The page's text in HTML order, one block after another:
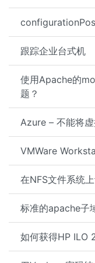
跟踪企业台式机
使用Apache的
题？
Azure – 不能将
VMWare
在NFS文件系统
标准的apache子
如何获得HP ILO